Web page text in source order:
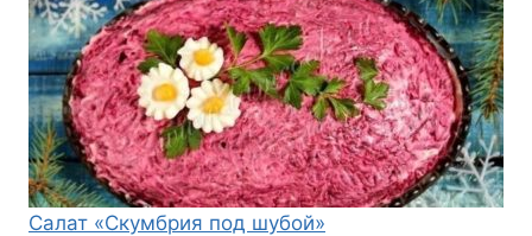
Салат «Скумбрия под шубой»